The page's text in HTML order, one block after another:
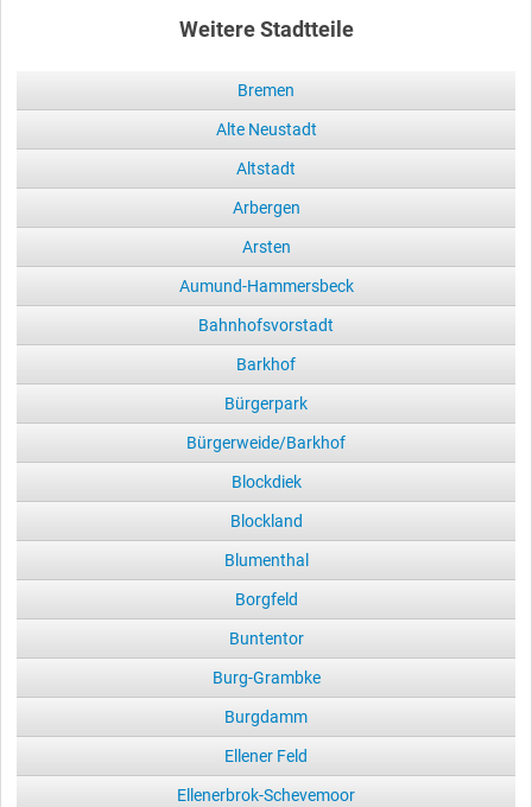
Weitere Stadtteile
Bremen
Alte Neustadt
Altstadt
Arbergen
Arsten
Aumund-Hammersbeck
Bahnhofsvorstadt
Barkhof
Bürgerpark
Bürgerweide/Barkhof
Blockdiek
Blockland
Blumenthal
Borgfeld
Buntentor
Burg-Grambke
Burgdamm
Ellener Feld
Ellenerbrok-Schevemoor